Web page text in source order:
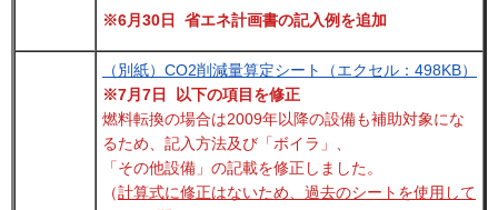
※6月30日 省エネ計画書の記入例を追加
（別紙）CO2削減量算定シート（エクセル：498KB）
※7月7日 以下の項目を修正
燃料転換の場合は2009年以降の設備も補助対象にな
るため、記入方法及び「ボイラ」、
「その他設備」の記載を修正しました。
（計算式に修正はないため、過去のシートを使用して